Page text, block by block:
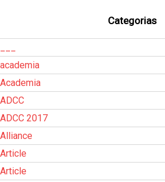
Categorias
academia
Academia
ADCC
ADCC 2017
Alliance
Article
Article